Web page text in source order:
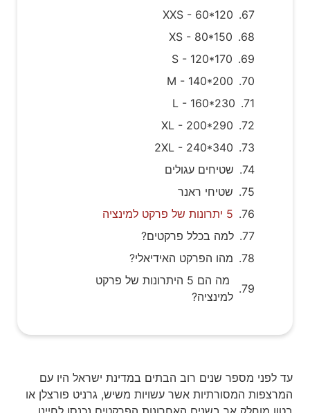
XXS - 60*120
XS - 80*150
S - 120*170
M - 140*200
L - 160*230
XL - 200*290
2XL - 240*340
שטיחים עגולים
שטיחי ראנר
5 יתרונות של פרקט למינציה
למה בכלל פרקטים?
מהו הפרקט האידיאלי?
מה הם 5 היתרונות של פרקט
למינציה?
עד לפני מספר שנים רוב הבתים במדינת ישראל היו עם
המרצפות המסורתיות אשר עשויות משיש, גרניט פורצלן או